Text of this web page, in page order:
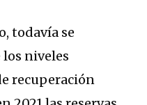
todavía se
niveles
recuperación